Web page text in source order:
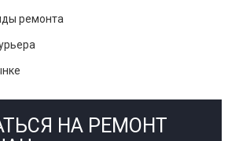
ремонта
НА РЕМОНТ